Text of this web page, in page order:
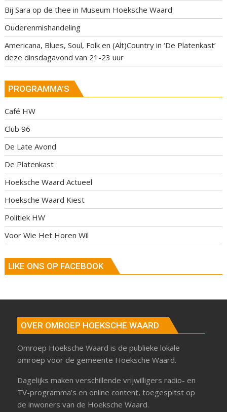
Bij Sara op de thee in Museum Hoeksche Waard
Ouderenmishandeling
Americana, Blues, Soul, Folk en (Alt)Country in ‘De Platenkast’
deze dinsdagavond van 21-23 uur
PROGRAMMA’S
Café HW
Club 96
De Late Avond
De Platenkast
Hoeksche Waard Actueel
Hoeksche Waard Kiest
Politiek HW
Voor Wie Het Horen Wil
LIKE ONS OP FACEBOOK
OVER OMROEP HOEKSCHE WAARD
Omroep Hoeksche Waard is de publieke lokale
omroep voor de gemeente Hoeksche Waard.
Dagelijks maken verschillende vrijwilligers radio- en
TV-programma’s en online content, toegespitst op
de inwoners van de Hoeksche Waard.